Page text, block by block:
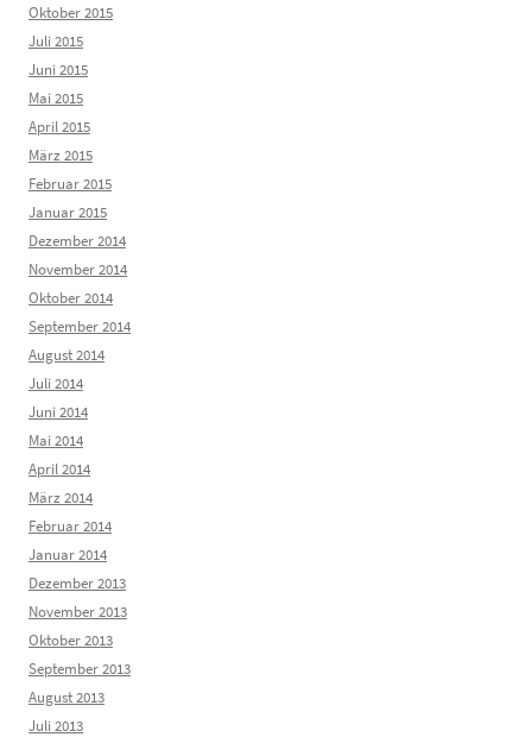
Oktober 2015
Juli 2015
Juni 2015
Mai 2015
April 2015
März 2015
Februar 2015
Januar 2015
Dezember 2014
November 2014
Oktober 2014
September 2014
August 2014
Juli 2014
Juni 2014
Mai 2014
April 2014
März 2014
Februar 2014
Januar 2014
Dezember 2013
November 2013
Oktober 2013
September 2013
August 2013
Juli 2013